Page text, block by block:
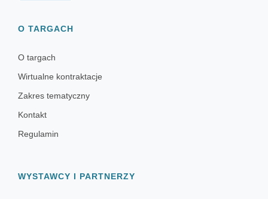
O TARGACH
O targach
Wirtualne kontraktacje
Zakres tematyczny
Kontakt
Regulamin
WYSTAWCY I PARTNERZY